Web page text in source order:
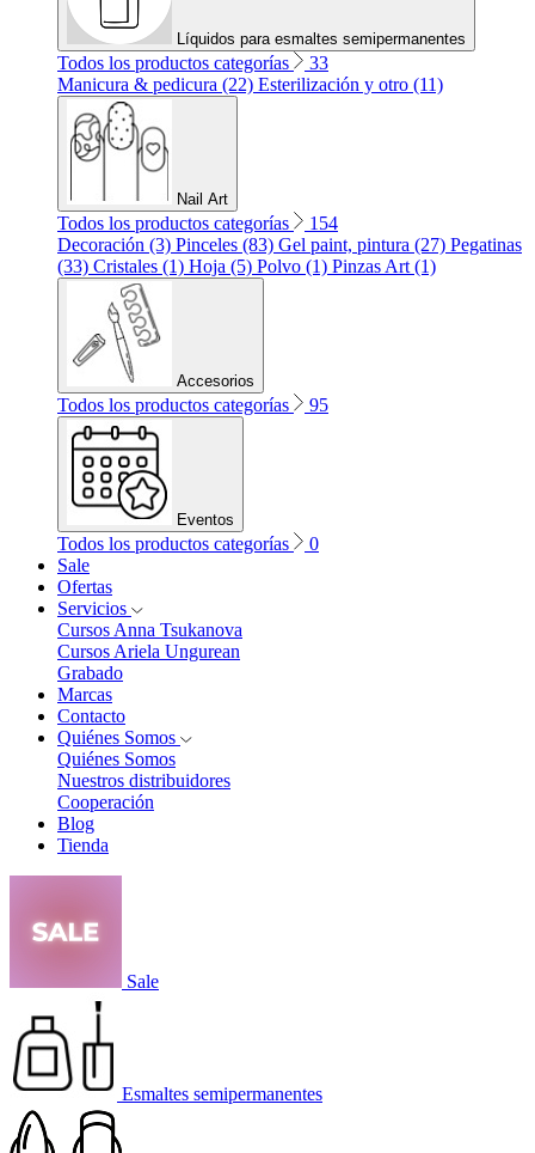
Líquidos para esmaltes semipermanentes
Todos los productos categorías
33
Manicura & pedicura (22) Esterilización y otro (11)
Nail Art
Todos los productos categorías
154
Decoración (3) Pinceles (83) Gel paint, pintura (27) Pegatinas
(33) Cristales (1) Hoja (5) Polvo (1) Pinzas Art (1)
Accesorios
Todos los productos categorías 95
Eventos
Todos los productos categorías
0
Sale
Ofertas
Servicios
Cursos Anna Tsukanova
Cursos Ariela Ungurean
Grabado
Marcas
Contacto
Quiénes Somos
Quiénes Somos
Nuestros distribuidores
Cooperación
Blog
Tienda
Sale
Esmaltes semipermanentes